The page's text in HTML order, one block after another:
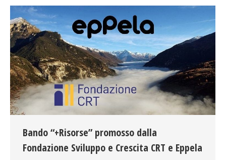
Bando “+Risorse” promosso dalla
Fondazione Sviluppo e Crescita CRT e Eppela